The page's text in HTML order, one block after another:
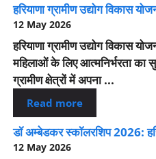
हरियाणा ग्रामीण उद्योग विकास
12 May 2026
हरियाणा ग्रामीण उद्योग विकास
महिलाओं के लिए आत्मनिर्भरता का
ग्रामीण क्षेत्रों में अपना ...
Read more
डॉ अम्बेडकर स्कॉलरशिप 2026:
12 May 2026